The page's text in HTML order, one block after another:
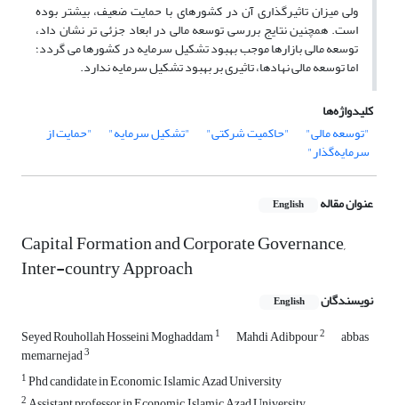
ولی میزان تاثیرگذاری آن در کشورهای با حمایت ضعیف، بیشتر بوده
است. همچنین نتایج بررسی توسعه مالی در ابعاد جزئی تر نشان داد،
توسعه مالی بازارها موجب بهبود تشکیل سرمایه در کشورها می گردد؛
اما توسعه مالی نهادها، تاثیری بر بهبود تشکیل سرمایه ندارد.
کلیدواژه‌ها
"توسعه مالی"
"حاکمیت شرکتی" "تشکیل سرمایه" "حمایت از
سرمایه‌گذار"
عنوان مقاله English
Capital Formation and Corporate Governance,
Inter-country Approach
نویسندگان English
Seyed Rouhollah Hosseini Moghaddam1 Mahdi Adibpour2 abbas
memarnejad3
1Phd candidate in Economic, Islamic Azad University
2